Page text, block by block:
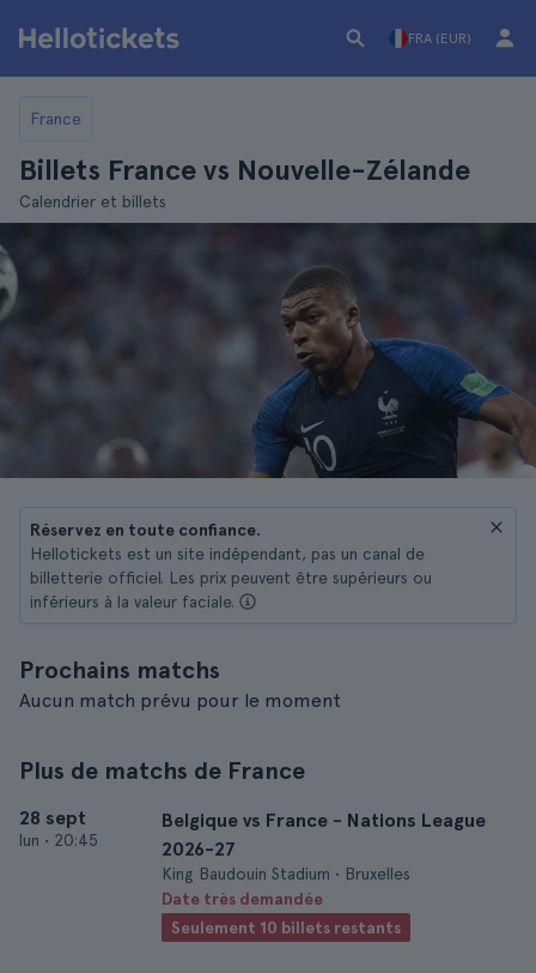
FRA (EUR)
France
Billets France vs Nouvelle-Zélande
Calendrier et billets
Réservez en toute confiance.
Hellotickets est un site indépendant, pas un canal de
billetterie officiel. Les prix peuvent être supérieurs ou
inférieurs à la valeur faciale.
Prochains matchs
Aucun match prévu pour le moment
Plus de matchs de France
28 sept
lun • 20:45
Belgique vs France - Nations League
2026-27
King Baudouin Stadium • Bruxelles
Date très demandée
Seulement 10 billets restants